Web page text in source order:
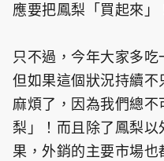
應要把鳳梨「買起來」
只不過，今年大家多吃
但如果這個狀況持續
麻煩了，因為我們總
梨」！而且除了鳳梨以
果，外銷的主要市場